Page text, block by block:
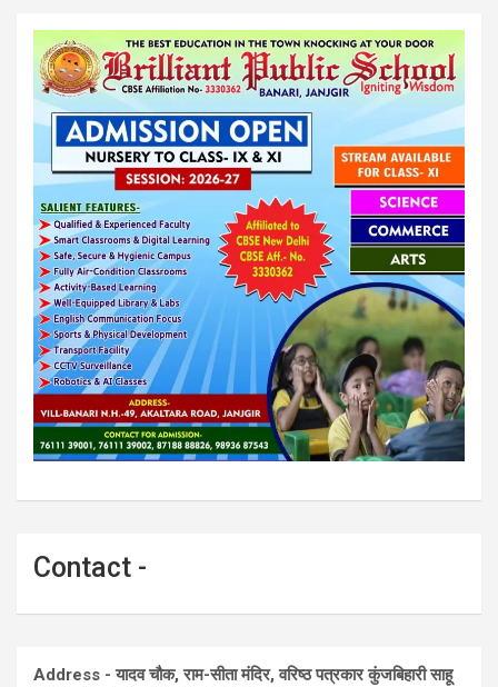
Contact -
Address - यादव चौक, राम-सीता मंदिर, वरिष्ठ पत्रकार कुंजबिहारी साहू